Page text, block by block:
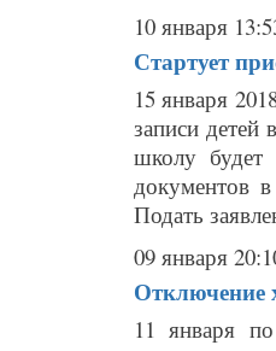
10 января
Стартует
15 января
записи детей
школу будет
документов
Подать
09 января
Отключение
11 января